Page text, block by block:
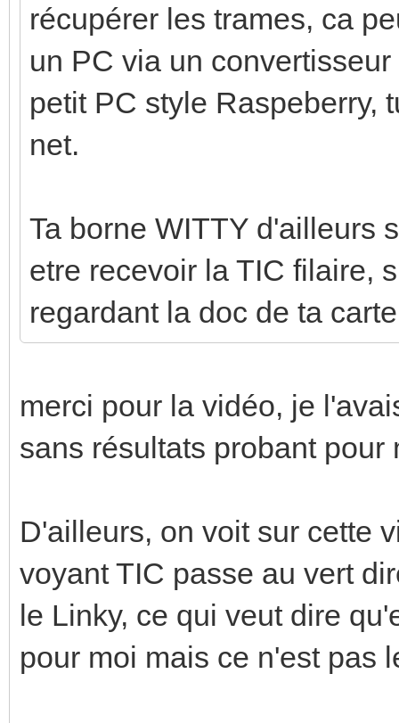
récupérer les trames, ca
un PC via un
petit PC style Raspeberry,
net.
Ta borne WITTY d'ailleurs
etre recevoir la TIC filaire,
regardant la doc de ta
merci pour la vidéo, je
sans résultats probant pour
D'ailleurs, on voit sur cette
voyant TIC passe au vert
le Linky, ce qui veut dire
pour moi mais ce n'est pas